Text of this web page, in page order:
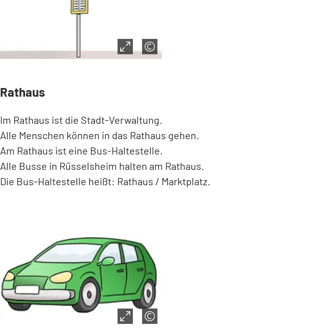
Rathaus
Im Rathaus ist die Stadt-Verwaltung.
Alle Menschen können in das Rathaus gehen.
Am Rathaus ist eine Bus-Haltestelle.
Alle Busse in Rüsselsheim halten am Rathaus.
Die Bus-Haltestelle heißt: Rathaus / Marktplatz.